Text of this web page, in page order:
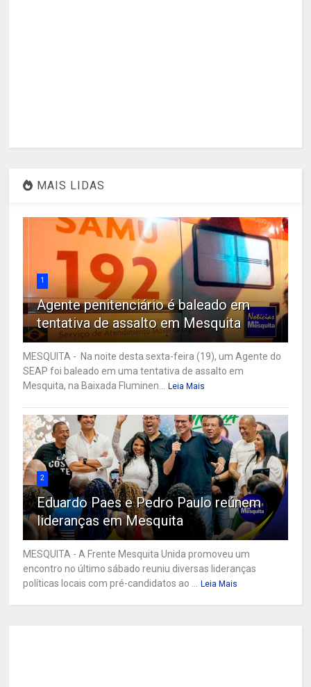
MAIS LIDAS
1
Agente penitenciário é baleado em
tentativa de assalto em Mesquita
MESQUITA - Na noite desta sexta-feira (19), um Agente do
SEAP foi baleado em uma tentativa de assalto em
Mesquita, na Baixada Fluminen...
Leia Mais
2
Eduardo Paes e Pedro Paulo reúnem
lideranças em Mesquita
MESQUITA - A Frente Mesquita Unida promoveu um
encontro no último sábado reuniu diversas lideranças
políticas locais com pré-candidatos ao ...
Leia Mais